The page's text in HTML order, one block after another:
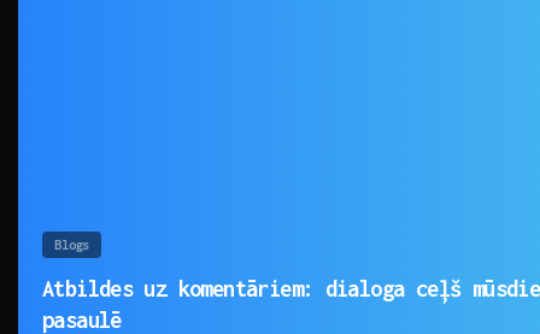
Blogs
Atbildes uz komentāriem: dialoga ceļš
pasaulē